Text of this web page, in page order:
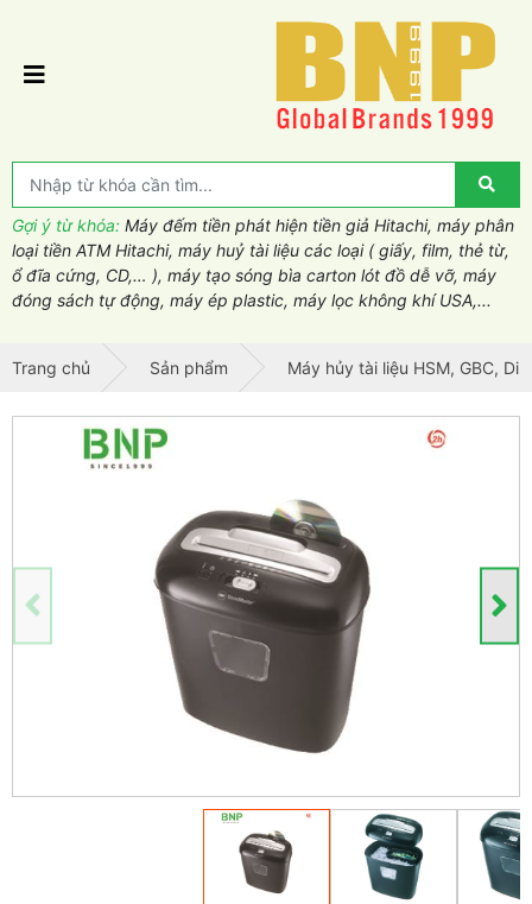
Gợi ý từ khóa: Máy đếm tiền phát hiện tiền giả Hitachi, máy phân
loại tiền ATM Hitachi, máy huỷ tài liệu các loại ( giấy, film, thẻ từ,
ổ đĩa cứng, CD,… ), máy tạo sóng bìa carton lót đồ dễ vỡ, máy
đóng sách tự động, máy ép plastic, máy lọc không khí USA,...
Trang chủ Sản phẩm Máy hủy tài liệu HSM, GBC,